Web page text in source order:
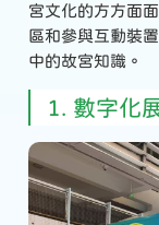
宮文化的方方面
區和參與互動裝
中的故宮知識。
1. 數字化